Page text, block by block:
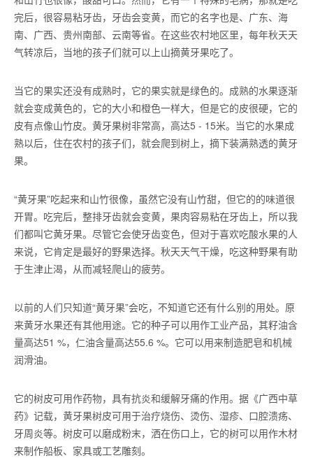
完后，很容易粘牙齿，牙齿会变黄，而它的名字也是、广东、海
南、广西、贵州南部、云南等省。在这些农村地区里，每年秋天天
气转凉后，当地的孩子们就可以上山摘黄牙果吃了。
当它的果实还没有成熟时，它的果实就是绿色的。成熟的水果逐渐
就会变成黄色的，它的大小和橙色一样大，但是它的皮很硬，它的
皮有点像山竹皮。黄牙果树非常高，高达5 - 15米。当它的水果成
熟以后，住在农村的孩子们，就会爬到树上，摘下装满熟透的黄牙
果。
“黄牙果”吃起来和山竹很像，虽然它没有山竹甜，但它的的味道很
开胃。吃完后，整排牙齿就会变黄，果肉容易粘在牙齿上，所以我
们都叫它黄牙果。尽管它会使牙齿变色，但对于喜欢吃酸水果的人
来说，它肯定是最好的野果选择。秋天天气干燥，吃这种野果有助
于生津止渴，从而减轻爬山的疲劳。
以前的人们只知道“黄牙果”会吃，不知道它还有什么别的用处。原
来黄牙水果还有其他用途。它的种子可以用作工业产品，其籽油含
量高达51 %，仁油含量高达55.6 %。它可以用来制造肥皂和机械
润滑油。
它的树皮可用作药物，具有抗炎和缓解牙痛的作用。据《广西中草
药》记载，黄牙果树皮可用于治疗烧伤、烫伤、湿疹、口腔溃疡、
牙周炎等。树皮可以磨成粉末，洒在伤口上，它的树可以用作木材
来制作船板、家具或工艺雕刻。